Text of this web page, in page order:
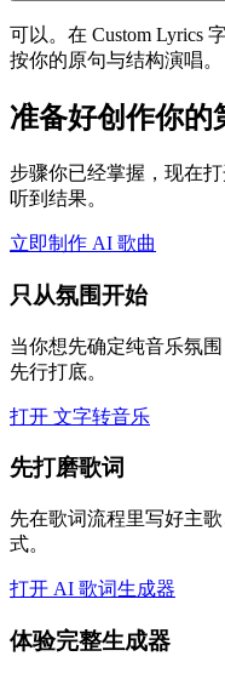
可以。在 Custom Lyrics
按你的原句与结构演唱。
准备好创作你的
步骤你已经掌握，现在
听到结果。
立即制作 AI 歌曲
只从氛围开始
当你想先确定纯音乐氛
先行打底。
打开 文字转音乐
先打磨歌词
先在歌词流程里写好主
式。
打开 AI 歌词生成器
体验完整生成器